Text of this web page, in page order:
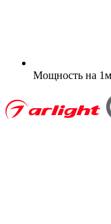
Мощность на 1м